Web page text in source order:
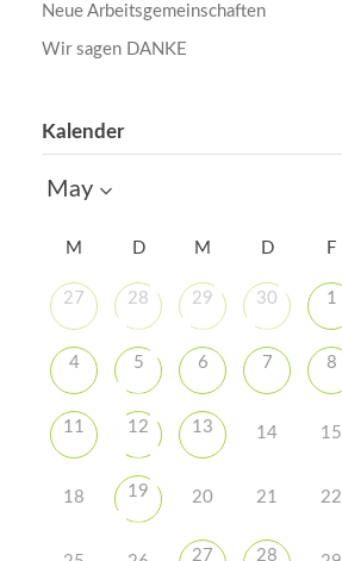
Neue Arbeitsgemeinschaften
Wir sagen DANKE
Kalender
M D M D F
27 28 29 30 1
4 5 6 7 8
11 12 13 14 15
18 19 20 21 22
27 28